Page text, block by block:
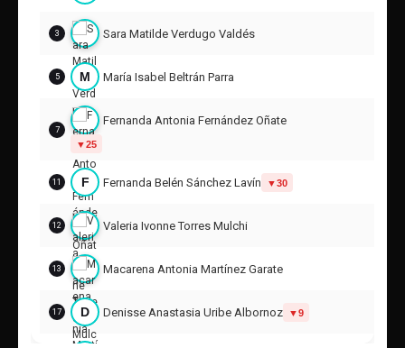
1 C Camila Abarca Álvarez
4
C Camila Cecilia Barraza Rodríguez
9
8
18
Martina Antonia Cortés Saravia
15
M
5
21
C
11
3 Sara Matilde Verdugo Valdés
5 M María Isabel Beltrán Parra
7
Fernanda Antonia Fernández Oñate
25
11 F Fernanda Belén Sánchez Lavín 30
12 Valeria Ivonne Torres Mulchi
13 Macarena Antonia Martínez Garate
17 D Denisse Anastasia Uribe Albornoz 9